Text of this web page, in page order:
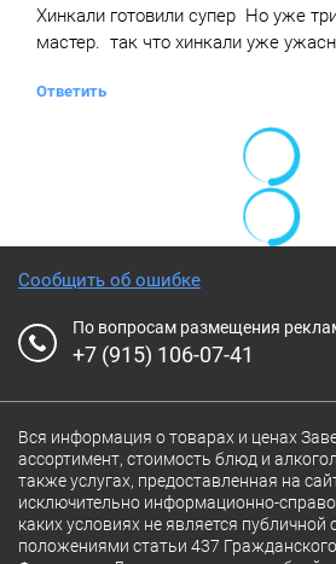
Хинкали готовили супер Но уже
мастер. так что хинкали уже
Ответить
Сообщить об ошибке
По вопросам размещения
+7 (915) 106-07-41
Вся информация о товарах и ценах
ассортимент, стоимость блюд и
также услугах, предоставленная на
исключительно информационно-
каких условиях не является
положениями статьи 437